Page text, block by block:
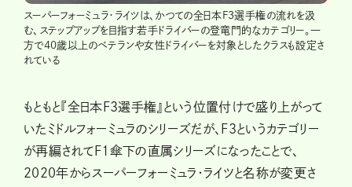
スーパーフォーミュラ・ライツは、かつての全日本F3選手権の流れを汲
む、ステップアップを目指す若手ドライバーの登竜門的なカテゴリー。一
方で40歳以上のベテランや女性ドライバーを対象としたクラスも設定さ
れている
もともと『全日本F3選手権』という位置付けで盛り上がって
いたミドルフォーミュラのシリーズだが、F3というカテゴリー
が再編されてF1傘下の直属シリーズになったことで、
2020年からスーパーフォーミュラ・ライツと名称が変更さ